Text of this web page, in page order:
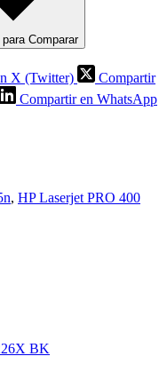
Comparar
X (Twitter)
Compartir
Compartir en WhatsApp
, HP Laserjet PRO 400